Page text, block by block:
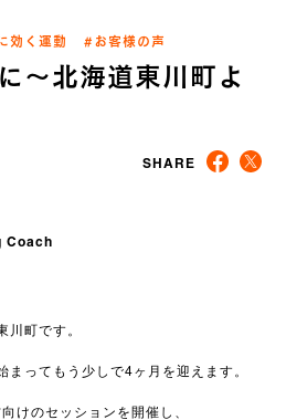
効く運動 #お客様の声
〜北海道東川町よ
SHARE
Coach
川町です。
ってもう少しで4ヶ月を迎えます。
けのセッションを開催し、